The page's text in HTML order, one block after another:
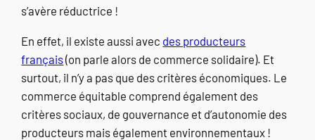
s’avère réductrice !
En effet, il existe aussi avec des producteurs
français(on parle alors de commerce solidaire). Et
surtout, il n’y a pas que des critères économiques. Le
commerce équitable comprend également des
critères sociaux, de gouvernance et d’autonomie des
producteurs mais également environnementaux !